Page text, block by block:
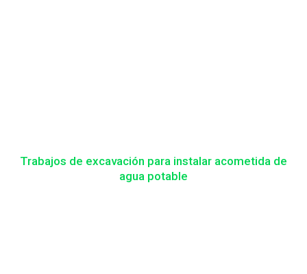
Trabajos de excavación para instalar acometida de
agua potable